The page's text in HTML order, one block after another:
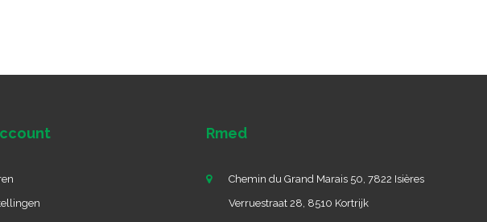
Rmed
Chemin du Grand Marais 50, 7822 Isières
Verruestraat 28, 8510 Kortrijk